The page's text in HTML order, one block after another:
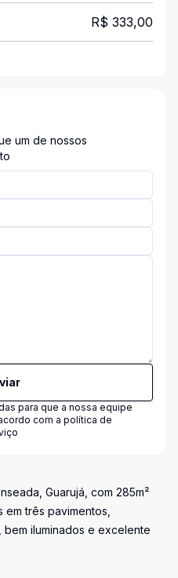
R$ 333,00
um de nossos
para que a nossa equipe
com a política de
Guarujá, com 285m²
três pavimentos,
iluminados e excelente